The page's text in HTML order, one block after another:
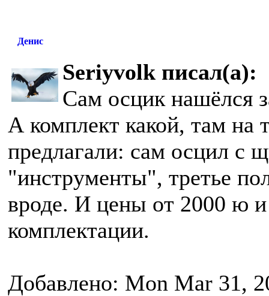
Денис
Seriyvolk писал(а):
Сам осцик нашёлся
А комплект какой, там на
предлагали: сам осцил с
"инструменты", третье
вроде. И цены от 2000 ю
комплектации.
Добавлено: Mon Mar 31,